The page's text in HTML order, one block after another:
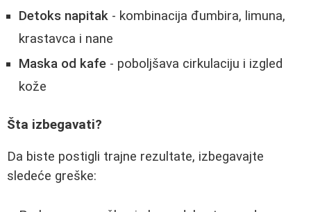
Detoks napitak - kombinacija đumbira, limuna,
krastavca i nane
Maska od kafe - poboljšava cirkulaciju i izgled
kože
Šta izbegavati?
Da biste postigli trajne rezultate, izbegavajte
sledeće greške: